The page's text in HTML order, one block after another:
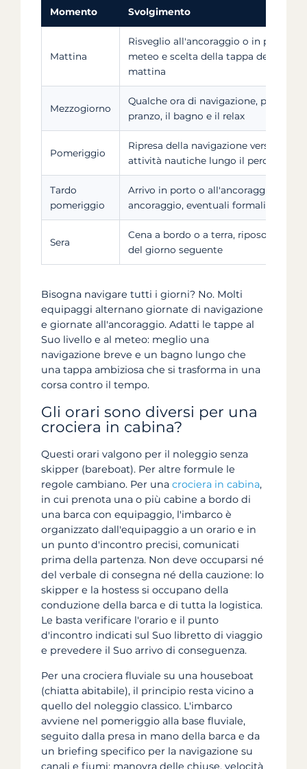
Momento Svolgimento
Mattina
Risveglio all'ancoraggio o in porto,
meteo e scelta della tappa del
mattina
Mezzogiorno
Qualche ora di navigazione, poi
pranzo, il bagno e il relax
Pomeriggio
Ripresa della navigazione verso lo
attività nautiche lungo il percorso
Tardo
pomeriggio
Arrivo in porto o all'ancoraggio per
ancoraggio, eventuali formalità
Sera
Cena a bordo o a terra, riposo e
del giorno seguente
Bisogna navigare tutti i giorni? No. Molti
equipaggi alternano giornate di navigazione
e giornate all'ancoraggio. Adatti le tappe al
Suo livello e al meteo: meglio una
navigazione breve e un bagno lungo che
una tappa ambiziosa che si trasforma in una
corsa contro il tempo.
Gli orari sono diversi per una
crociera in cabina?
Questi orari valgono per il noleggio senza
skipper (bareboat). Per altre formule le
regole cambiano. Per una crociera in cabina,
in cui prenota una o più cabine a bordo di
una barca con equipaggio, l'imbarco è
organizzato dall'equipaggio a un orario e in
un punto d'incontro precisi, comunicati
prima della partenza. Non deve occuparsi né
del verbale di consegna né della cauzione: lo
skipper e la hostess si occupano della
conduzione della barca e di tutta la logistica.
Le basta verificare l'orario e il punto
d'incontro indicati sul Suo libretto di viaggio
e prevedere il Suo arrivo di conseguenza.
Per una crociera fluviale su una houseboat
(chiatta abitabile), il principio resta vicino a
quello del noleggio classico. L'imbarco
avviene nel pomeriggio alla base fluviale,
seguito dalla presa in mano della barca e da
un briefing specifico per la navigazione su
canali e fiumi: manovra delle chiuse, velocità